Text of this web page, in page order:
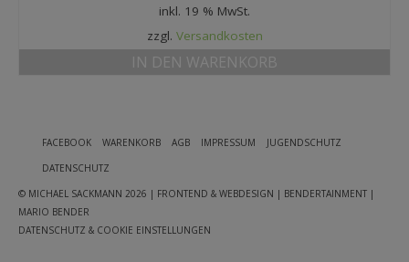
inkl. 19 % MwSt.
zzgl. Versandkosten
IN DEN WARENKORB
FACEBOOK WARENKORB AGB IMPRESSUM
JUGENDSCHUTZ
DATENSCHUTZ
© MICHAEL SACKMANN 2026 | FRONTEND & WEBDESIGN | BENDERTAINMENT |
MARIO BENDER
DATENSCHUTZ & COOKIE EINSTELLUNGEN